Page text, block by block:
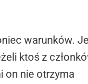
warunków.
ktoś z
on nie otrzyma